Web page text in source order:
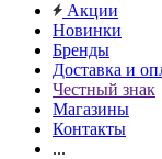
Акции
Новинки
Бренды
Доставка и
Честный знак
Магазины
Контакты
...